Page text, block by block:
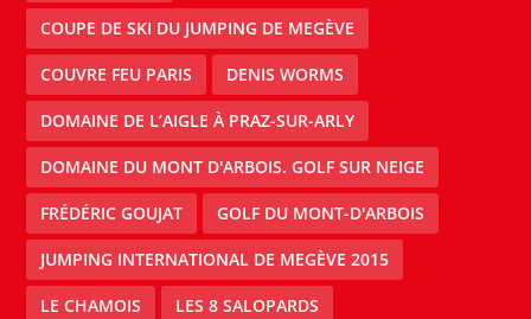
COUPE DE SKI DU JUMPING DE MEGÈVE
COUVRE FEU PARIS DENIS WORMS
DOMAINE DE L’AIGLE À PRAZ-SUR-ARLY
DOMAINE DU MONT D'ARBOIS. GOLF SUR NEIGE
FRÉDÉRIC GOUJAT GOLF DU MONT-D'ARBOIS
JUMPING INTERNATIONAL DE MEGÈVE 2015
LE CHAMOIS LES 8 SALOPARDS